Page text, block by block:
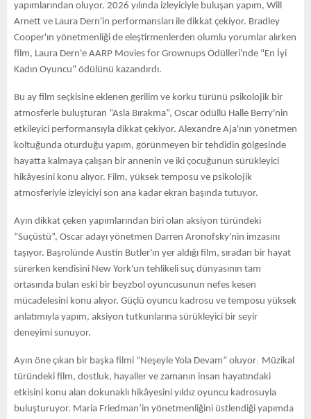
yapımlarından oluyor. 2026 yılında izleyiciyle buluşan yapım, Will
Arnett ve Laura Dern'in performansları ile dikkat çekiyor. Bradley
Cooper'ın yönetmenliği de eleştirmenlerden olumlu yorumlar alırken
film, Laura Dern'e AARP Movies for Grownups Ödülleri'nde "En İyi
Kadın Oyuncu" ödülünü kazandırdı.
Bu ay film seçkisine eklenen gerilim ve korku türünü psikolojik bir
atmosferle buluşturan “Asla Bırakma”, Oscar ödüllü Halle Berry'nin
etkileyici performansıyla dikkat çekiyor. Alexandre Aja'nın yönetmen
koltuğunda oturduğu yapım, görünmeyen bir tehdidin gölgesinde
hayatta kalmaya çalışan bir annenin ve iki çocuğunun sürükleyici
hikâyesini konu alıyor. Film, yüksek temposu ve psikolojik
atmosferiyle izleyiciyi son ana kadar ekran başında tutuyor.
Ayın dikkat çeken yapımlarından biri olan aksiyon türündeki
“Suçüstü”, Oscar adayı yönetmen Darren Aronofsky'nin imzasını
taşıyor. Başrolünde Austin Butler'ın yer aldığı film, sıradan bir hayat
sürerken kendisini New York'un tehlikeli suç dünyasının tam
ortasında bulan eski bir beyzbol oyuncusunun nefes kesen
mücadelesini konu alıyor. Güçlü oyuncu kadrosu ve temposu yüksek
anlatımıyla yapım, aksiyon tutkunlarına sürükleyici bir seyir
deneyimi sunuyor.
Ayın öne çıkan bir başka filmi “Neşeyle Yola Devam” oluyor. Müzikal
türündeki film, dostluk, hayaller ve zamanın insan hayatındaki
etkisini konu alan dokunaklı hikâyesini yıldız oyuncu kadrosuyla
buluşturuyor. Maria Friedman’in yönetmenliğini üstlendiği yapımda